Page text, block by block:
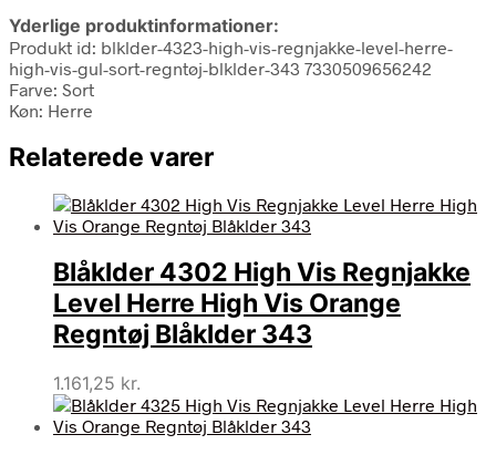
Yderlige produktinformationer:
Produkt id: blklder-4323-high-vis-regnjakke-level-herre-
high-vis-gul-sort-regntøj-blklder-343 7330509656242
Farve: Sort
Køn: Herre
Relaterede varer
Blåklder 4302 High Vis Regnjakke
Level Herre High Vis Orange
Regntøj Blåklder 343
1.161,25 kr.